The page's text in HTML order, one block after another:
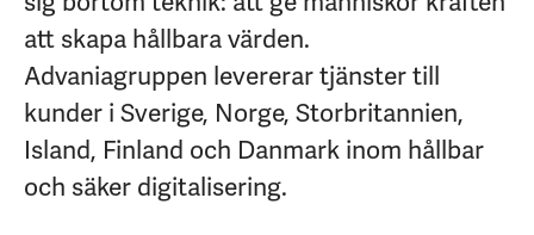
att skapa hållbara värden.
Advaniagruppen levererar tjänster till
kunder i Sverige, Norge, Storbritannien,
Island, Finland och Danmark inom hållbar
och säker digitalisering.